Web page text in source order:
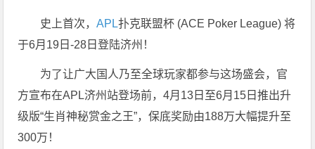
史上首次，APL扑克联盟杯 (ACE Poker League) 将
于6月19日-28日登陆济州！
为了让广大国人乃至全球玩家都参与这场盛会，官
方宣布在APL济州站登场前，4月13日至6月15日推出升
级版“生肖神秘赏金之王”，保底奖励由188万大幅提升至
300万！